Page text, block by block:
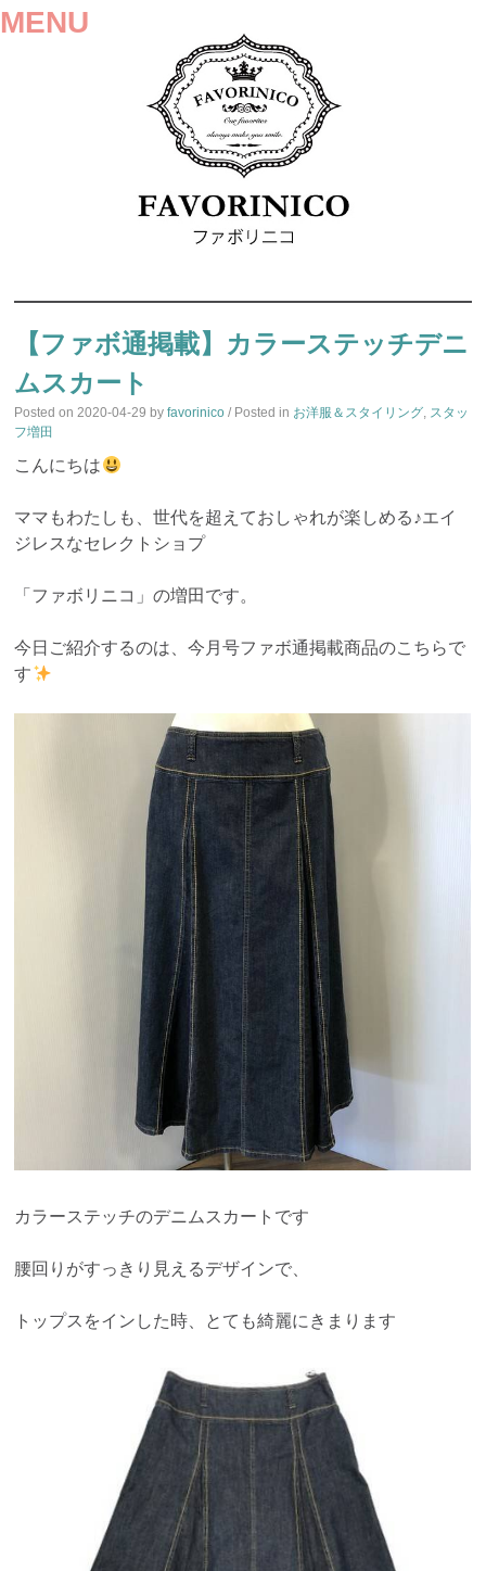
MENU
TO【ファボ通掲載】カラーステッチデニ
ムスカート
Posted on2020-04-29 byfavorinico / Posted in お洋服＆スタイリング, スタッ
フ増田
こんにちは
ママもわたしも、世代を超えておしゃれが楽しめる♪エイ
ジレスなセレクトショプ
「ファボリニコ」の増田です。
今日ご紹介するのは、今月号ファボ通掲載商品のこちらで
す
カラーステッチのデニムスカートです
腰回りがすっきり見えるデザインで、
トップスをインした時、とても綺麗にきまります